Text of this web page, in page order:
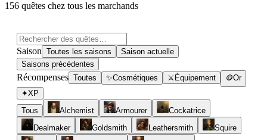
156 quêtes chez tous les marchands
Saison Toutes les saisons
Saison actuelle
Saisons précédentes
Récompenses Toutes ✨Cosmétiques ⚔ Équipement 🪙Or
✦XP
Tous
Alchemist Armourer
Cockatrice
Dealmaker
Goldsmith Leathersmith
Squire